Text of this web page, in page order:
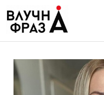
содержимому